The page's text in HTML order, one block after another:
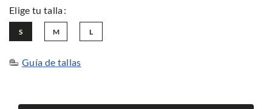
L
M
S
Guía de tallas